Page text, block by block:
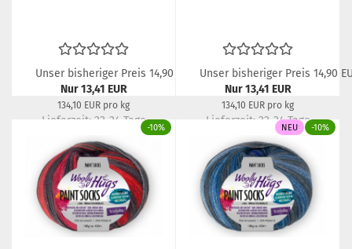
Unser bisheriger Preis 14,90 EUR
Nur 13,41 EUR
134,10 EUR pro kg
Lieferzeit: 22-24 Tage
Unser bisheriger Preis 14,90
Nur 13,41 EUR
134,10 EUR pro kg
Lieferzeit: 22-24 Tage
-10% NEU -10%